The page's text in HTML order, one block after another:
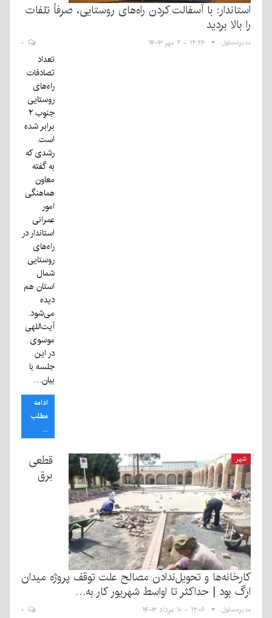
استاندار: با آسفالت کردن راه‌های روستایی، صرفاً تلفات
را بالا بردید
مدیرمسئول ۱۲:۲۶ - ۲ مهر ۱۴۰۳
تعداد
تصادفات
راه‌های
روستایی
جنوب ۲
برابر شده
است.
رشدی که
به گفته
معاون
هماهنگی
امور
عمرانی
استاندار در
راه‌های
روستایی
شمال
استان هم
دیده
می‌شود.
آیت‌اللهی
موسوی
در این
جلسه با
بیان…
ادامه
مطلب
...
شهر
قطعی
برق
کارخانه‌ها و تحویل‌ندادن مصالح علت توقف پروژه میدان
ارگ بود | حداکثر تا اواسط شهریور کار به…
مدیرمسئول ۱۲:۰۶ - ۱۰ مرداد ۱۴۰۳